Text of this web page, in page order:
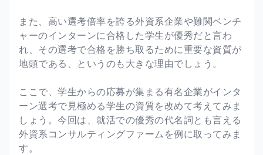
また、高い選考倍率を誇る外資系企業や難関ベンチ
ャーのインターンに合格した学生が優秀だと言わ
れ、その選考で合格を勝ち取るために重要な資質が
地頭である、というのも大きな理由でしょう。
ここで、学生からの応募が集まる有名企業がインタ
ーン選考で見極める学生の資質を改めて考えてみま
しょう。今回は、就活での優秀の代名詞とも言える
外資系コンサルティングファームを例に取ってみま
す。